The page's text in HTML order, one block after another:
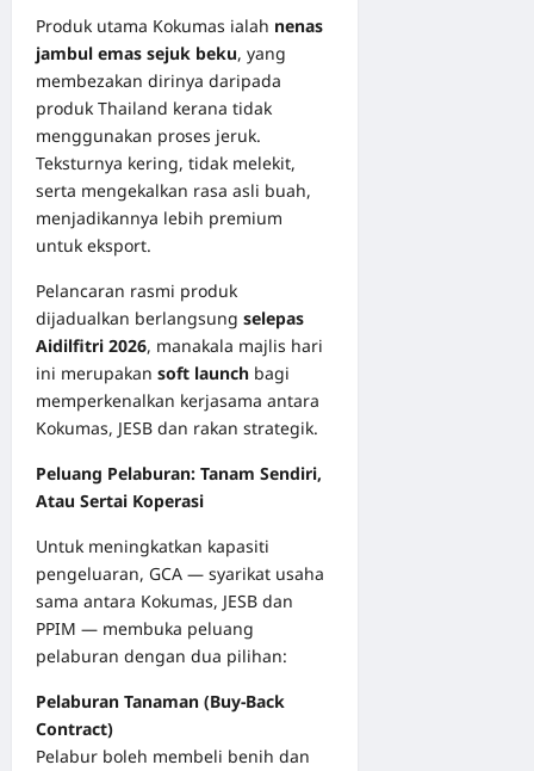
Produk utama Kokumas ialah nenas
jambul emas sejuk beku, yang
membezakan dirinya daripada
produk Thailand kerana tidak
menggunakan proses jeruk.
Teksturnya kering, tidak melekit,
serta mengekalkan rasa asli buah,
menjadikannya lebih premium
untuk eksport.
Pelancaran rasmi produk
dijadualkan berlangsung selepas
Aidilfitri 2026, manakala majlis hari
ini merupakan soft launch bagi
memperkenalkan kerjasama antara
Kokumas, JESB dan rakan strategik.
Peluang Pelaburan: Tanam Sendiri,
Atau Sertai Koperasi
Untuk meningkatkan kapasiti
pengeluaran, GCA — syarikat usaha
sama antara Kokumas, JESB dan
PPIM — membuka peluang
pelaburan dengan dua pilihan:
Pelaburan Tanaman (Buy-Back
Contract)
Pelabur boleh membeli benih dan